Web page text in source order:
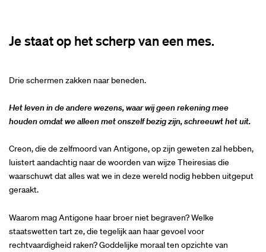
Je staat op het scherp van een mes.
Drie schermen zakken naar beneden.
Het leven in de andere wezens, waar wij geen rekening mee
houden omdat we alleen met onszelf bezig zijn, schreeuwt het uit.
Creon, die de zelfmoord van Antigone, op zijn geweten zal hebben,
luistert aandachtig naar de woorden van wijze Theiresias die
waarschuwt dat alles wat we in deze wereld nodig hebben uitgeput
geraakt.
Waarom mag Antigone haar broer niet begraven? Welke
staatswetten tart ze, die tegelijk aan haar gevoel voor
rechtvaardigheid raken? Goddelijke moraal ten opzichte van